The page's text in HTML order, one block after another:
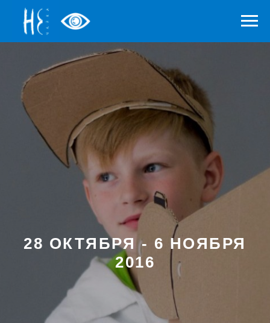
28 ОКТЯБРЯ - 6 НОЯБРЯ
2016